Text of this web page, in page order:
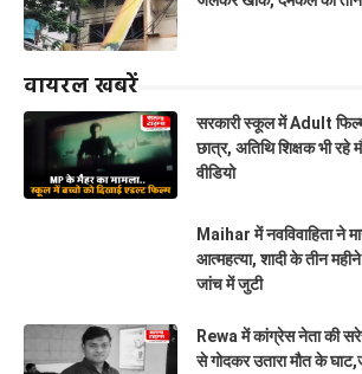
वायरल खबरें
सरकारी स्कूल में Adult
छात्र, अतिथि शिक्षक भी
वीडियो
Maihar में नवविवाहिता ने
आत्महत्या, शादी के तीन
जांच में जुटी
Rewa में कांग्रेस नेता की
से गोदकर उतारा मौत के